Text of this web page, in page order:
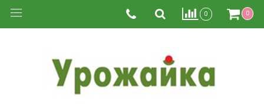
0 0